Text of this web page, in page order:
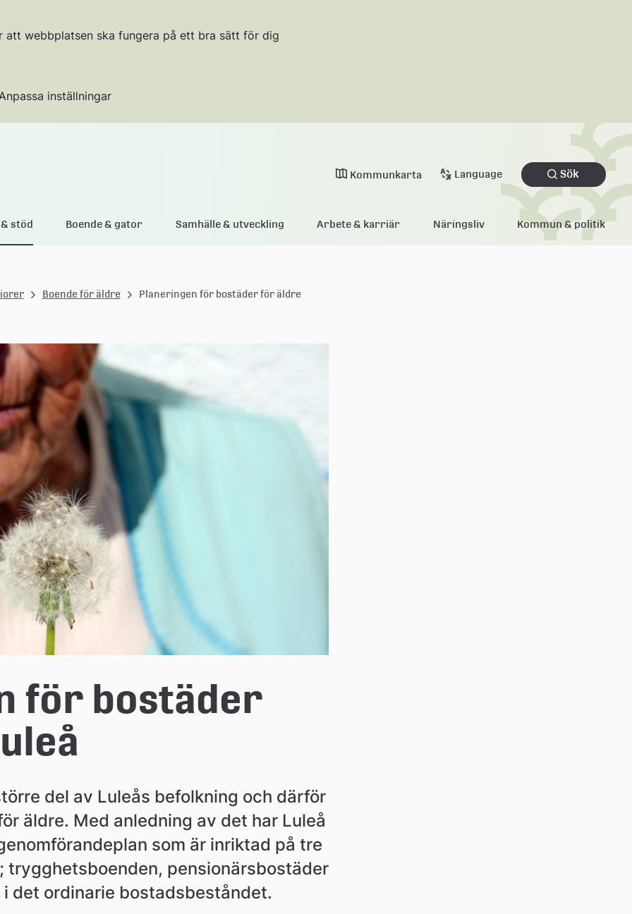
att webbplatsen ska fungera på ett bra sätt för dig
inställningar
Kommunkarta Language Sök
stöd Boende & gator Samhälle & utveckling Arbete & karriär Näringsliv Kommun & politik
Boende för äldre Planeringen för bostäder för äldre
för bostäder
del av Luleås befolkning och därför
äldre. Med anledning av det har Luleå
som är inriktad på tre
trygghetsboenden, pensionärsbostäder
det ordinarie bostadsbeståndet.